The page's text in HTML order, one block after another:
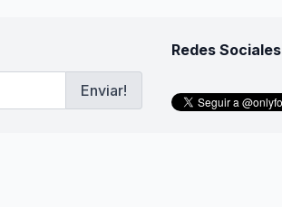
Enviar!
Redes Sociales